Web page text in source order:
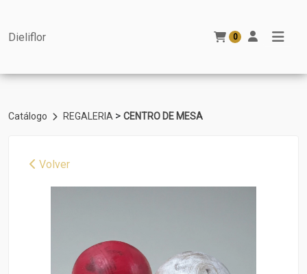
Dieliflor 0
Catálogo REGALERIA > CENTRO DE MESA
Volver